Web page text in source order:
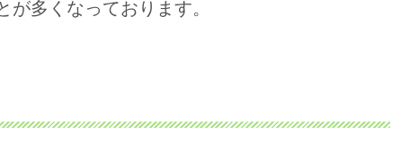
が多くなっております。